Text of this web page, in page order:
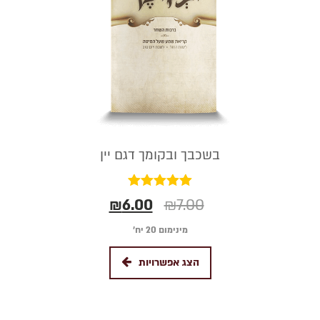
בשכבך ובקומך דגם יין
דורג
5.00₪7.00
₪6.00
מינימום 20 יח׳
הצג אפשרויות